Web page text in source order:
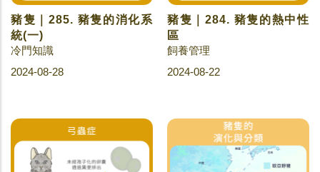
豬隻｜285. 豬隻的消化系
統(一)
冷門知識
2024-08-28
豬隻｜284. 豬隻的熱中性
區
飼養管理
2024-08-22